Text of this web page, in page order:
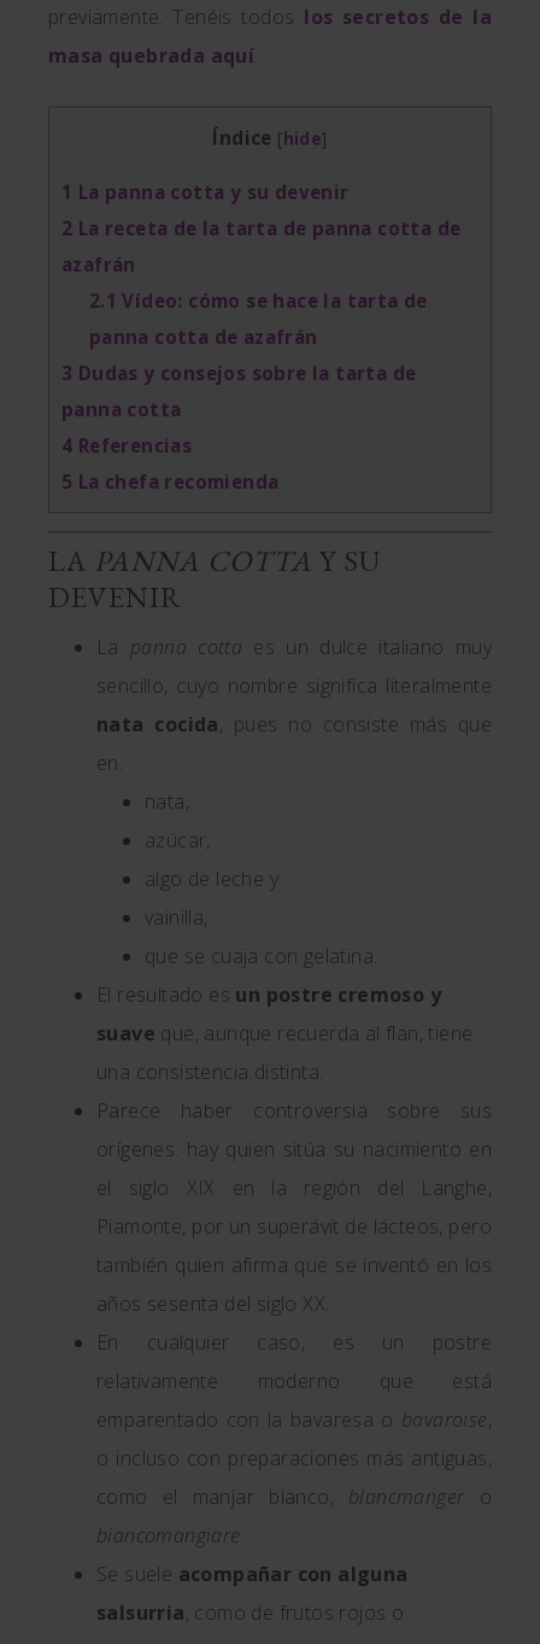
previamente. Tenéis todos los secretos de la
masa quebrada aquí.
Índice [hide]
1 La panna cotta y su devenir
2 La receta de la tarta de panna cotta de
azafrán
2.1 Vídeo: cómo se hace la tarta de
panna cotta de azafrán
3 Dudas y consejos sobre la tarta de
panna cotta
4 Referencias
5 La chefa recomienda
LA PANNA COTTA Y SU
DEVENIR
La panna cotta es un dulce italiano muy
sencillo, cuyo nombre significa literalmente
nata cocida, pues no consiste más que
en:
nata,
azúcar,
algo de leche y
vainilla,
que se cuaja con gelatina.
El resultado es un postre cremoso y
suave que, aunque recuerda al flan, tiene
una consistencia distinta.
Parece haber controversia sobre sus
orígenes: hay quien sitúa su nacimiento en
el siglo XIX en la región del Langhe,
Piamonte, por un superávit de lácteos, pero
también quien afirma que se inventó en los
años sesenta del siglo XX.
En cualquier caso, es un postre
relativamente moderno que está
emparentado con la bavaresa o bavaroise,
o incluso con preparaciones más antiguas,
como el manjar blanco, blancmanger o
biancomangiare.
Se suele acompañar con alguna
salsurria, como de frutos rojos o